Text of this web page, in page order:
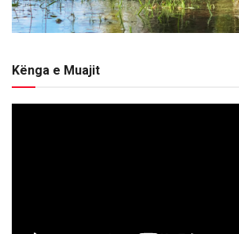
Kënga e Muajit